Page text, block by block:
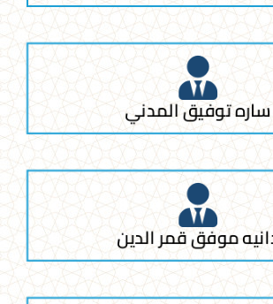
ساره توفيق المدني
موفق قمر الدين